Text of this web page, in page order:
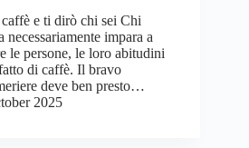
e ti dirò chi sei Chi
impara a
le persone, le loro abitudini
di caffè. Il bravo
deve ben presto…
2025